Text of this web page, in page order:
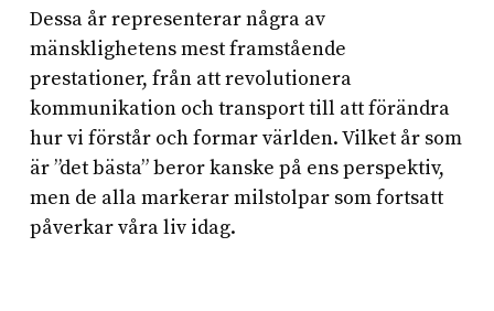
Dessa år representerar några av
mänsklighetens mest framstående
prestationer, från att revolutionera
kommunikation och transport till att förändra
hur vi förstår och formar världen. Vilket år som
är ”det bästa” beror kanske på ens perspektiv,
men de alla markerar milstolpar som fortsatt
påverkar våra liv idag.